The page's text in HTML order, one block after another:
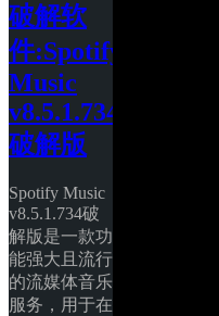
破解软
件:Spotify
Music
v8.5.1.734
破解版
Spotify Music
v8.5.1.734破
解版是一款功
能强大且流行
的流媒体音乐
服务，用于在